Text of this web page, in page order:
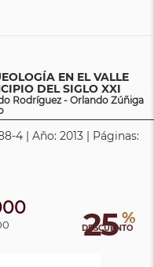
EN EL VALLE
DEL SIGLO XXI
Rodríguez - Orlando Zúñiga
4 | Año: 2013 | Páginas:
25 %
DESCUENTO